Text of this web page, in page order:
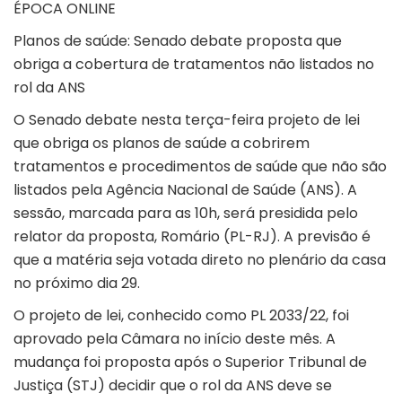
ÉPOCA ONLINE
Planos de saúde: Senado debate proposta que
obriga a cobertura de tratamentos não listados no
rol da ANS
O Senado debate nesta terça-feira projeto de lei
que obriga os planos de saúde a cobrirem
tratamentos e procedimentos de saúde que não são
listados pela Agência Nacional de Saúde (ANS). A
sessão, marcada para as 10h, será presidida pelo
relator da proposta, Romário (PL-RJ). A previsão é
que a matéria seja votada direto no plenário da casa
no próximo dia 29.
O projeto de lei, conhecido como PL 2033/22, foi
aprovado pela Câmara no início deste mês. A
mudança foi proposta após o Superior Tribunal de
Justiça (STJ) decidir que o rol da ANS deve se